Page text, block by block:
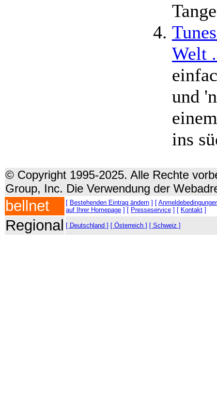
Welt
und
ins
© Copyright 1995-2025. Alle Rechte
Group, Inc. Die Verwendung der
bellnet [ Bestehenden Eintrag ändern ] [
auf Ihrer Homepage ] [ Presseservice ] [ Kontakt ]
Regional [ Deutschland ] [ Österreich ] [ Schweiz ]